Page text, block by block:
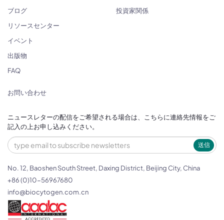
ブログ
リソースセンター
イベント
出版物
FAQ
投資家関係
お問い合わせ
ニュースレターの配信をご希望される場合は、こちらに連絡先情報をご
記入の上お申し込みください。
送信
No. 12, Baoshen South Street, Daxing District, Beijing City, China
+86 (0)10-56967680
info@biocytogen.com.cn